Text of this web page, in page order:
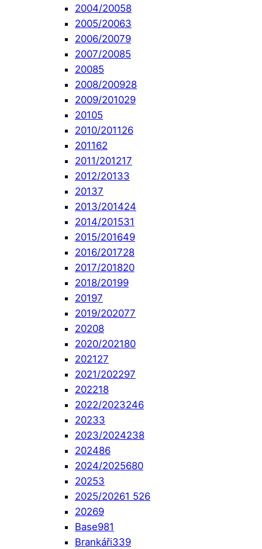
2004/20058
2005/20063
2006/20079
2007/20085
20085
2008/200928
2009/201029
20105
2010/201126
201162
2011/201217
2012/20133
20137
2013/201424
2014/201531
2015/201649
2016/201728
2017/201820
2018/20199
20197
2019/202077
20208
2020/202180
202127
2021/202297
202218
2022/2023246
20233
2023/2024238
202486
2024/2025680
20253
2025/20261 526
20269
Base981
Brankáři339